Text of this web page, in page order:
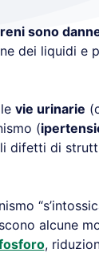
reni sono
dei liquidi e
vie urinarie
(
difetti di
alcune
,